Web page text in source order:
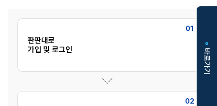
01
판판대로
가입 및 로그인
02
바로가기